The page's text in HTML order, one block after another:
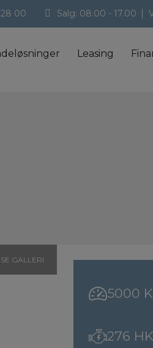
00 Salg: 08.00 - 17.00
Leasing
SE GALLERI
5000
276 HK